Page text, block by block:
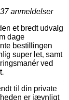
37anmeldelser
et bredt udvalg
dage
bestillingen
super let, samt
ved
til din private
er jævnligt